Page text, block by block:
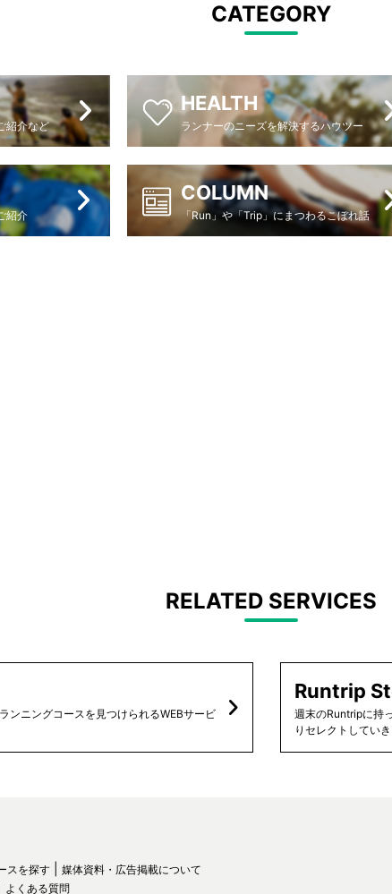
CATEGORY
紹介など
HEALTH
ランナーのニーズを解決するハウツー
紹介
COLUMN
「Run」や「Trip」にまつわるこぼれ話
RELATED SERVICES
ンニングコースを見つけられるWEBサービ
Runtrip
週末のRuntripに持
りセレクトしていき
スを探す
媒体資料・広告掲載について
よくある質問